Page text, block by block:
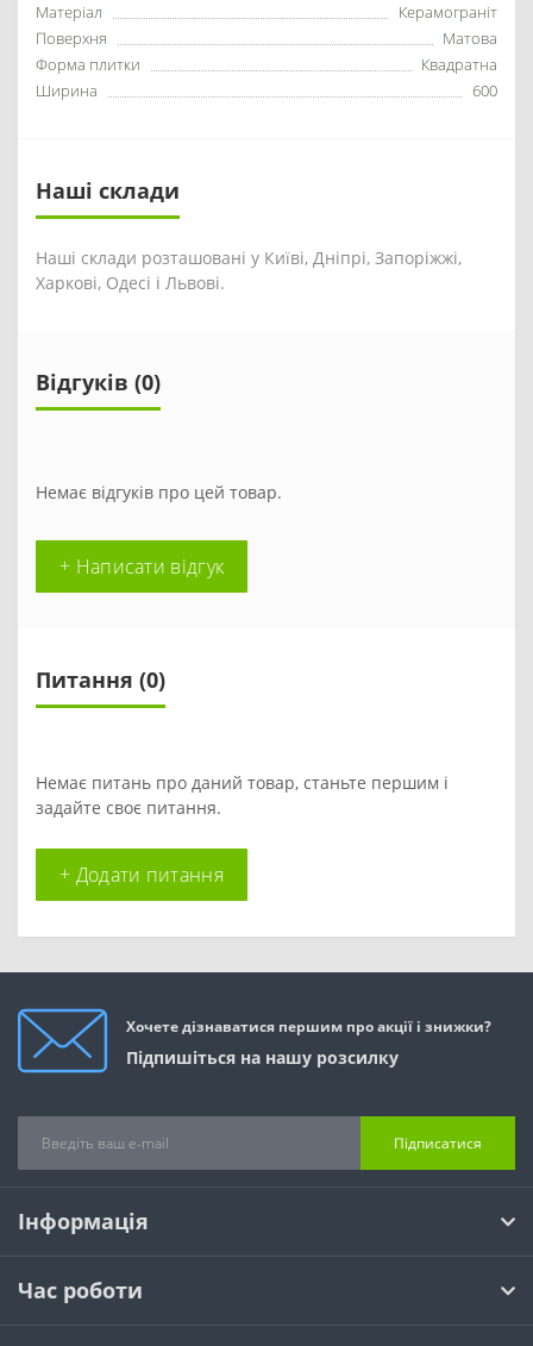
Матеріал
Керамограніт
Поверхня
Матова
Форма плитки
Квадратна
Ширина
600
Наші склади
Наші склади розташовані у Київі, Дніпрі, Запоріжжі,
Харкові, Одесі і Львові.
Відгуків (0)
Немає відгуків про цей товар.
+ Написати відгук
Питання (0)
Немає питань про даний товар, станьте першим і
задайте своє питання.
+ Додати питання
Хочете дізнаватися першим про акції і знижки?
Підпишіться на нашу розсилку
Підписатися
Інформація
Час роботи